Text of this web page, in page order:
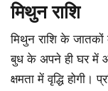
मिथुन राशि
मिथुन राशि के
बुध के अपने ही घर में
क्षमता में वृद्धि होगी।